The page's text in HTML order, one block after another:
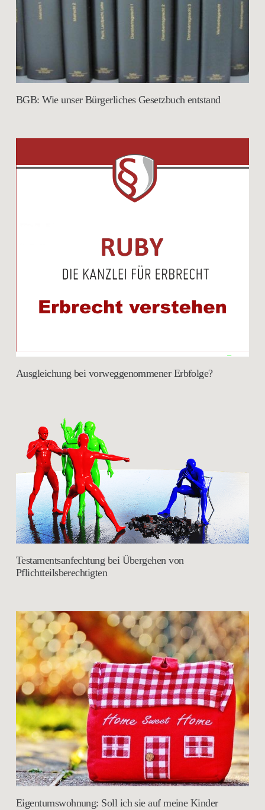
BGB: Wie unser Bürgerliches Gesetzbuch entstand
Ausgleichung bei vorweggenommener Erbfolge?
Testamentsanfechtung bei Übergehen von
Pflichtteilsberechtigten
Eigentumswohnung: Soll ich sie auf meine Kinder